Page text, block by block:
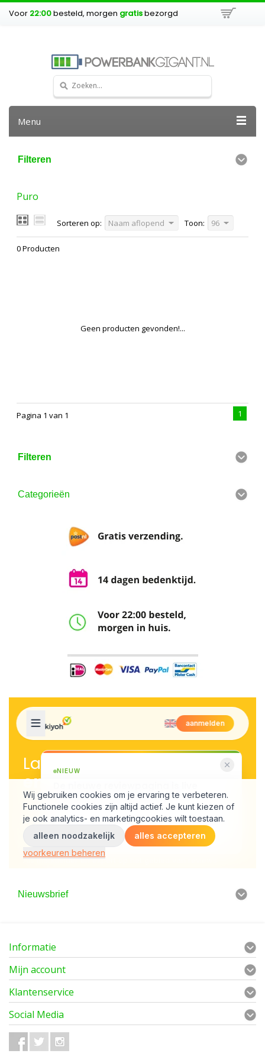
Voor 22:00besteld, morgen gratisbezorgd
Menu
Filteren
Puro
Sorteren op: Naam aflopend Toon: 96
0 Producten
Geen producten gevonden!...
Pagina 1 van 1 1
Filteren
Categorieën
Nieuwsbrief
Informatie
Mijn account
Klantenservice
Social Media